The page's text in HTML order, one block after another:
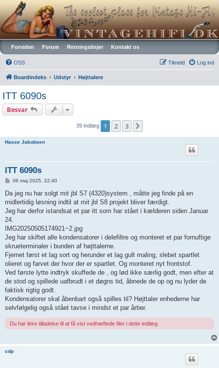
Vintagehifi.dk
Forsiden Forum Retningslinjer Kontakt os
OSS Log ind
Tilmeld
Boardindeks Udstyr Højttalere
ITT 6090s
Besvar
39 indlæg 1 2 3
Hasse Jakobsen
ITT 6090s
d
æ
g
06 maj 2025, 22:40
Da jeg nu har solgt mit jbl S7 (4320)system , måtte jeg finde på en
midlertidig løsning indtil at mit jbl S8 projekt bliver færdigt.
Jeg har derfor istandsat et par itt som har stået i kælderen siden Januar
24.
IMG20250505174921~2.jpg
Jeg har skiftet alle kondensatorer i delefiltre og monteret et par fornuftige
skrueterminaler i bunden af højttalerne.
Fjernet først et lag sort og herunder et lag gult maling, slebet spartlet
olieret og farvet der hvor der er spartlet. Og monteret nyt frontstof.
Ved første lytte indtryk skuffede de , og lød ikke særlig godt, men efter at
de stod og spillede uafbrudt i et døgns tid, åbnede de op og nu lyder de
faktisk rigtig godt.
Kondensatorer skal åbenbart også spilles til? Højttaler enhederne har
selvfølgelig også stået tavse i mindst et par årtier.
Du har ikke tilladelse til at få vist vedhæftede filer i dette indlæg.
cdp